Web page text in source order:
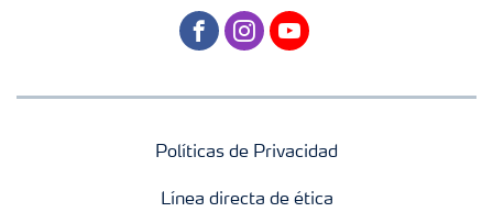
facebookinstagram
youtube
Políticas de Privacidad
Línea directa de ética